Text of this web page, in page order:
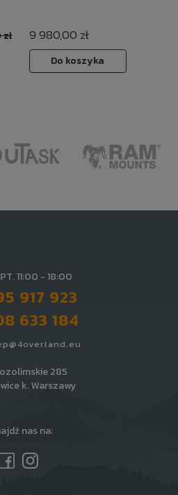
9 980,00 zł
Do koszyka
11:00 - 18:00
917 923
633 184
285
k. Warszawy
nas na: